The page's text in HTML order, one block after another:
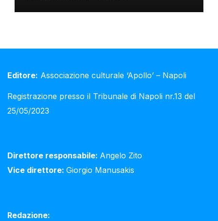
Editore: Associazione culturale ‘Apollo’ – Napoli
Registrazione presso il Tribunale di Napoli nr.13 del
25/05/2023
Direttore responsabile: Angelo Zito
Vice direttore: Giorgio Manusakis
Redazione: